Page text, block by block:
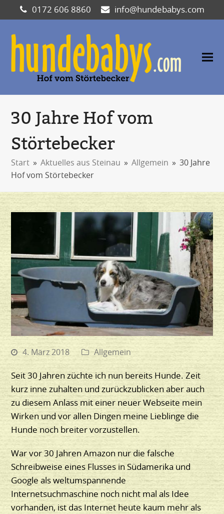
0172 606 8860 info@hundebabys.com
30 Jahre Hof vom
Störtebecker
Start » Aktuelles aus Steinau » Allgemein » 30 Jahre
Hof vom Störtebecker
4. März 2018 Allgemein
Seit 30 Jahren züchte ich nun bereits Hunde. Zeit
kurz inne zuhalten und zurückzublicken aber auch
zu diesem Anlass mit einer neuer Webseite mein
Wirken und vor allen Dingen meine Lieblinge die
Hunde noch breiter vorzustellen.
War vor 30 Jahren Amazon nur die falsche
Schreibweise eines Flusses in Südamerika und
Google als weltumspannende
Internetsuchmaschine noch nicht mal als Idee
vorhanden, ist das Internet heute kaum mehr als